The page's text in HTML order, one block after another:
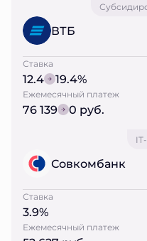
ВТБ
Ставка
12.4 19.4%
Ежемесячный платеж
76 139 0 руб.
Совкомбанк
Ставка
3.9%
Ежемесячный платеж